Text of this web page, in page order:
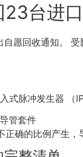
台进
愿回收通知。
式脉冲发生器 （
管套件
确的比例产生